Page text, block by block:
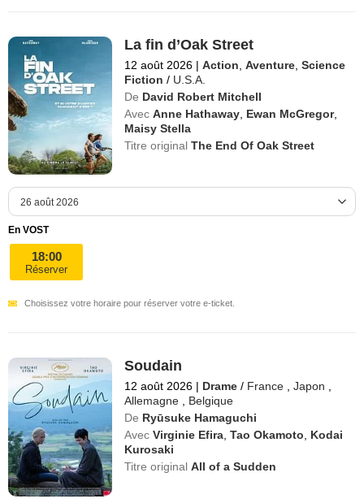
La fin d’Oak Street
12 août 2026 | Action ,Aventure ,Science
Fiction / U.S.A.
De David Robert Mitchell
Avec Anne Hathaway Ewan McGregor,
Maisy Stella
Titre originalThe End Of Oak Street
En VOST
18:00
Réserver
Choisissez votre horaire pour réserver votre e-ticket.
Soudain
12 août 2026 | Drame / France ,Japon
Allemagne
Belgique
De Ryūsuke Hamaguchi
Avec Virginie Efira ,Tao Okamoto
Kodai
Kurosaki
Titre originalAll of a Sudden